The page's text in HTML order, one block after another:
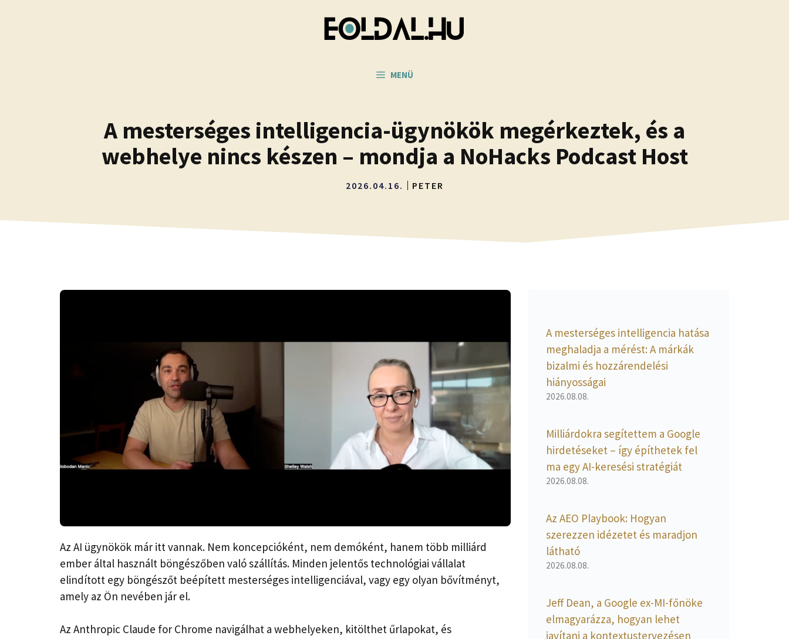
MENÜ
A mesterséges intelligencia-ügynökök megérkeztek, és a
webhelye nincs készen – mondja a NoHacks Podcast Host
2026.04.16. PETER
Az AI ügynökök már itt vannak. Nem koncepcióként, nem demóként, hanem több milliárd
ember által használt böngészőben való szállítás. Minden jelentős technológiai vállalat
elindított egy böngészőt beépített mesterséges intelligenciával, vagy egy olyan bővítményt,
amely az Ön nevében jár el.
Az Anthropic Claude for Chrome navigálhat a webhelyeken, kitölthet űrlapokat, és
A mesterséges intelligencia hatása
meghaladja a mérést: A márkák
bizalmi és hozzárendelési
hiányosságai
2026.08.08.
Milliárdokra segítettem a Google
hirdetéseket – így építhetek fel
ma egy AI-keresési stratégiát
2026.08.08.
Az AEO Playbook: Hogyan
szerezzen idézetet és maradjon
látható
2026.08.08.
Jeff Dean, a Google ex-MI-főnöke
elmagyarázza, hogyan lehet
javítani a kontextustervezésen